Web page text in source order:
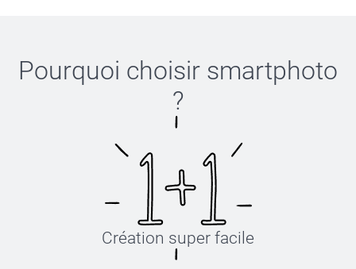
Pourquoi choisir smartphoto
?
Création super facile